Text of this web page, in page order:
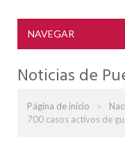
NAVEGAR
Noticias de
Página de inicio »
700 casos activos de